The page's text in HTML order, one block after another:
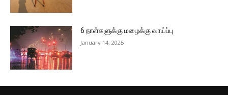
6 நாள்களுக்கு மழைக்கு வாய்ப்பு
January 14, 2025